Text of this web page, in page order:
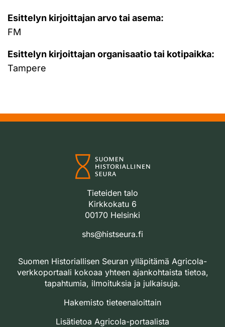
Esittelyn kirjoittajan arvo tai asema:
FM
Esittelyn kirjoittajan organisaatio tai kotipaikka:
Tampere
Tieteiden talo
Kirkkokatu 6
00170 Helsinki
shs@histseura.fi
Suomen Historiallisen Seuran ylläpitämä Agricola-
verkkoportaali kokoaa yhteen ajankohtaista tietoa,
tapahtumia, ilmoituksia ja julkaisuja.
Hakemisto tieteenaloittain
Lisätietoa Agricola-portaalista